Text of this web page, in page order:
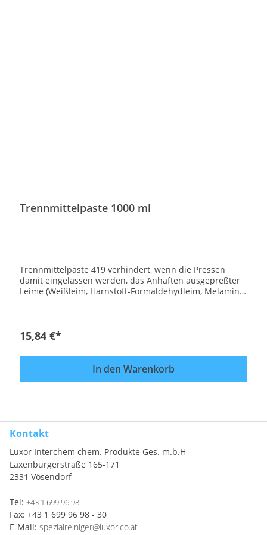
Trennmittelpaste 1000 ml
Trennmittelpaste 419 verhindert, wenn die Pressen
damit eingelassen werden, das Anhaften ausgepreßter
Leime (Weißleim, Harnstoff-Formaldehydleim, Melamin-
Trennmittelpaste 419 enthält keine Siliconöle, wodurch
eine Nachbehandlung des Holzes (lackieren,
furnieren,...) gegeben ist. Einsatzgebiet: Tischlereien
und holzverarbeitende Industrie Auch in größerem
15,84 €*
In den Warenkorb
Kontakt
Luxor Interchem chem. Produkte Ges. m.b.H
Laxenburgerstraße 165-171
2331 Vösendorf
Tel: +43 1 699 96 98
Fax: +43 1 699 96 98 - 30
E-Mail: spezialreiniger@luxor.co.at